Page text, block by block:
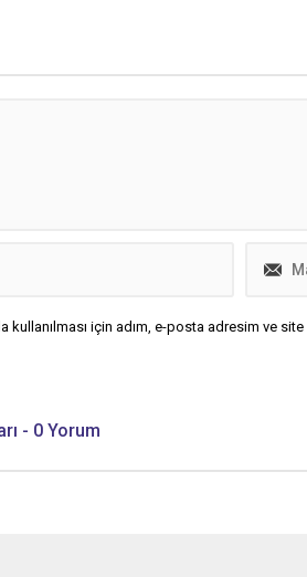
kullanılması için adım, e-posta adresim ve
- 0 Yorum